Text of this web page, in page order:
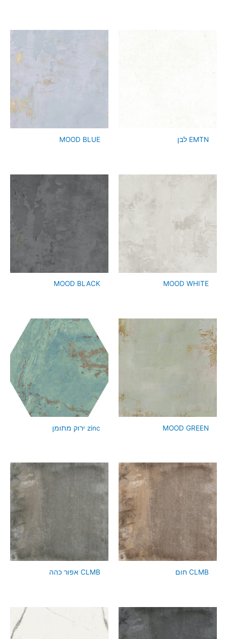
EMTN לבן MOOD BLUE
MOOD WHITE
MOOD BLACK
MOOD GREEN zinc ירוק מתומן
CLMB חום CLMB אפור כהה